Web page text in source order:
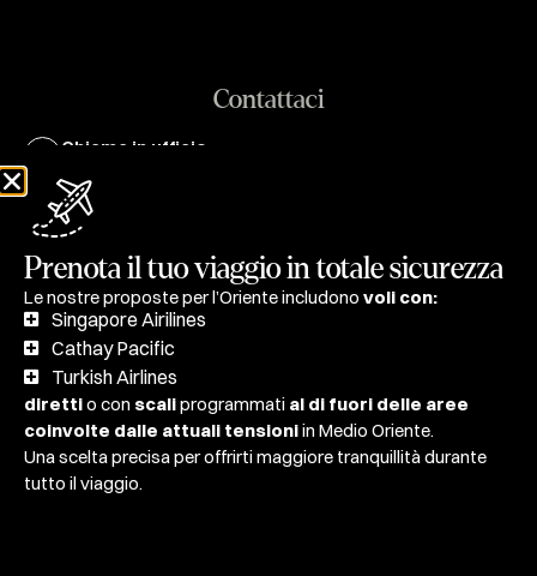
Contattaci
Chiama in ufficio:
+39.02.40136200
Scrivici a:
info@oltretuttoviaggiare.it
Sede operativa:
Via Giovanni Da Procida 16, 20149, Milano
Condizioni generali di contrattoPolizza assicurativa
Modulo informazioni precontrattuali Scheda tecnica
Prenota il tuo viaggio in totale sicurezza
Le nostre proposte per l’Oriente includono voli con:
Singapore Airilines
Cathay Pacific
Turkish Airlines
direttio con scaliprogrammati al di fuori delle aree
coinvolte dalle attuali tensioniin Medio Oriente.
Una scelta precisa per offrirti maggiore tranquillità durante
tutto il viaggio.